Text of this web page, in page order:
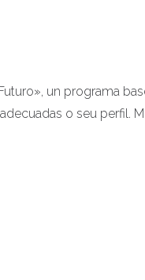
un programa
o seu perfil.